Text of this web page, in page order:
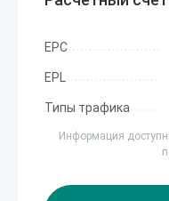
EPC
EPL
Типы трафика
Информация